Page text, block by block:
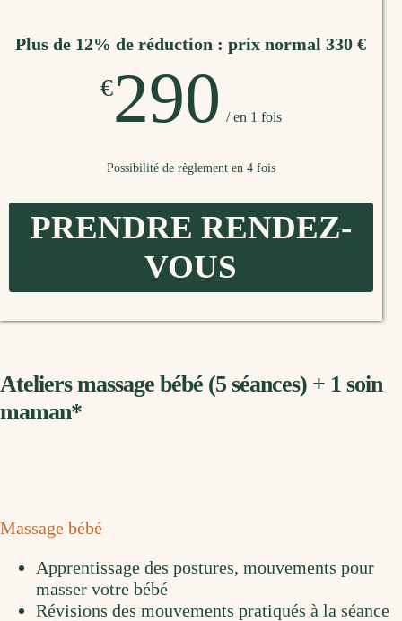
Plus de 12% de réduction : prix normal 330 €
€290 / en 1 fois
Possibilité de règlement en 4 fois
PRENDRE RENDEZ-
VOUS
Ateliers massage bébé (5 séances) + 1 soin
maman*
Massage bébé
Apprentissage des postures, mouvements pour
masser votre bébé
Révisions des mouvements pratiqués à la séance